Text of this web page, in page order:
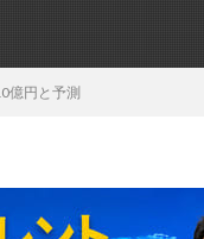
億円と予測